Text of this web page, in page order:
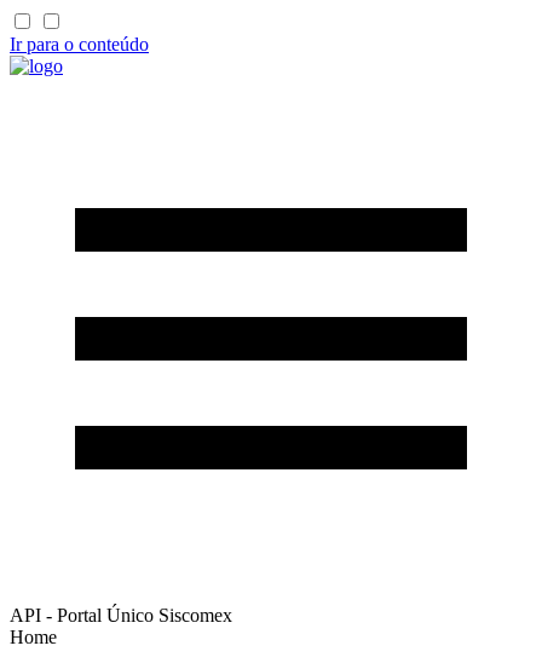
Ir para o conteúdo
API - Portal Único Siscomex
Home